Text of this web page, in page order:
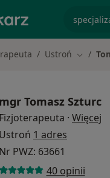
Ustroń Zmień
mgr Tomasz Szturc
Fizjoterapeuta · Więcej
Ustroń 1 adres
Nr PWZ: 63661
40 opinii